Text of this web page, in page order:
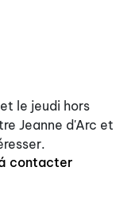
le jeudi hors
Jeanne d'Arc et
contacter